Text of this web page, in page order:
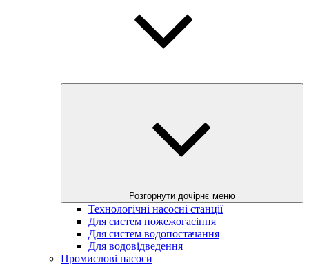
Розгорнути дочірнє меню
Технологічні насосні станції
Для систем пожежогасіння
Для систем водопостачання
Для водовідведення
Промислові насоси